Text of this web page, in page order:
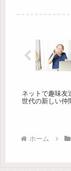
ネットで趣味友
世代の新しい仲
ホーム